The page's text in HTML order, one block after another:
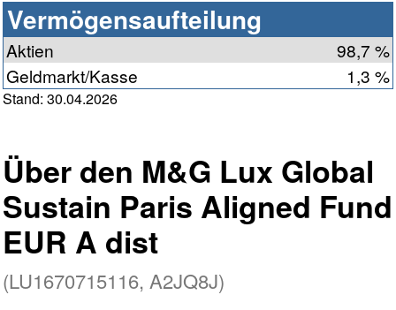
Vermögensaufteilung
Aktien
98,7 %
Geldmarkt/Kasse
1,3 %
Stand: 30.04.2026
Über den M&G Lux Global
Sustain Paris Aligned Fund
EUR A dist
(LU1670715116, A2JQ8J)